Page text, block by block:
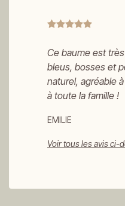
Ce baume est
bleus, bosses et
naturel, agréable
à toute la famille !
EMILIE
Voir tous les avis ci-